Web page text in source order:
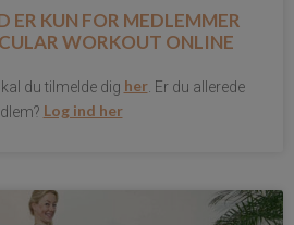
ER KUN FOR MEDLEMMER
WORKOUT ONLINE
du tilmelde dig her. Er du allerede
Log ind her